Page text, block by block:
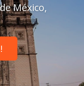
México,